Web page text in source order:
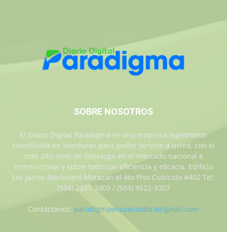
SOBRE NOSOTROS
El Diario Digital Paradigma es una empresa legalmente
constituida en Honduras para poder servirle a usted, con el
más alto nivel de liderazgo en el mercado nacional e
internacional y sobre todo con eficiencia y eficacia. Edificio
Los Jarros Boulevard Morazan el 4to Piso Cubiculo #402 Tel:
(504) 2231-3303 / (504) 9522-3307
Contáctanos: paradigmaencuestadora@gmail.com